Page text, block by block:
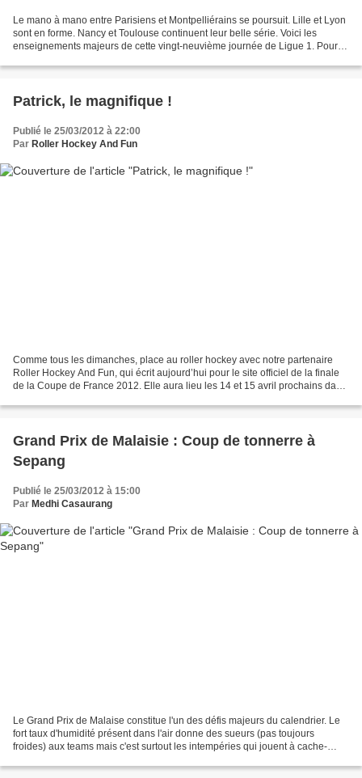
Le mano à mano entre Parisiens et Montpelliérains se poursuit. Lille et Lyon
sont en forme. Nancy et Toulouse continuent leur belle série. Voici les
enseignements majeurs de cette vingt-neuvième journée de Ligue 1. Pour
Patrick, le magnifique !
Publié le 25/03/2012 à 22:00
Par Roller Hockey And Fun
Comme tous les dimanches, place au roller hockey avec notre partenaire
Roller Hockey And Fun, qui écrit aujourd’hui pour le site officiel de la finale
de la Coupe de France 2012. Elle aura lieu les 14 et 15 avril prochains dans
Grand Prix de Malaisie : Coup de tonnerre à
Sepang
Publié le 25/03/2012 à 15:00
Par Medhi Casaurang
Le Grand Prix de Malaise constitue l'un des défis majeurs du calendrier. Le
fort taux d'humidité présent dans l'air donne des sueurs (pas toujours
froides) aux teams mais c'est surtout les intempéries qui jouent à cache-